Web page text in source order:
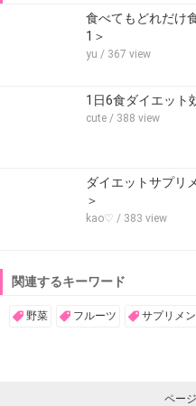
食べてもどれだけ
1＞
yu / 367 view
1日6食ダイエット
cute / 388 view
ダイエットサプリ
＞
kao♡ / 383 view
関連するキーワード
野菜 フルーツ サプリメン
ペー